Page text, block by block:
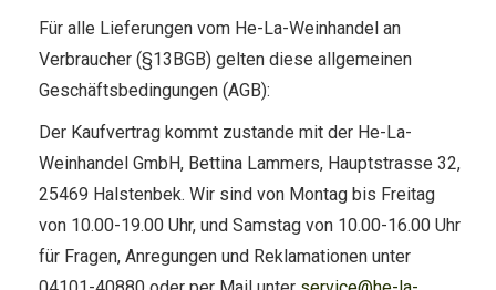
Für alle Lieferungen vom He-La-Weinhandel an
Verbraucher (§13BGB) gelten diese allgemeinen
Geschäftsbedingungen (AGB):
Der Kaufvertrag kommt zustande mit der He-La-
Weinhandel GmbH, Bettina Lammers, Hauptstrasse 32,
25469 Halstenbek. Wir sind von Montag bis Freitag
von 10.00-19.00 Uhr, und Samstag von 10.00-16.00 Uhr
für Fragen, Anregungen und Reklamationen unter